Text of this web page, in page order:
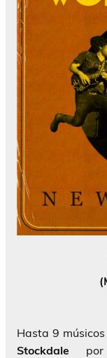
Hasta 9
Stockdale por